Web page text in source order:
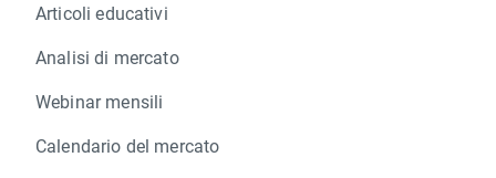
Articoli educativi
Analisi di mercato
Webinar mensili
Calendario del mercato